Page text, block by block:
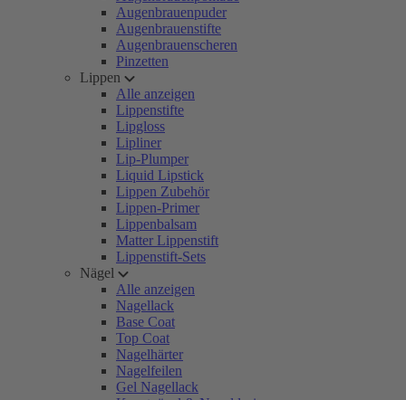
Augenbrauenpuder
Augenbrauenstifte
Augenbrauenscheren
Pinzetten
Lippen
Alle anzeigen
Lippenstifte
Lipgloss
Lipliner
Lip-Plumper
Liquid Lipstick
Lippen Zubehör
Lippen-Primer
Lippenbalsam
Matter Lippenstift
Lippenstift-Sets
Nägel
Alle anzeigen
Nagellack
Base Coat
Top Coat
Nagelhärter
Nagelfeilen
Gel Nagellack